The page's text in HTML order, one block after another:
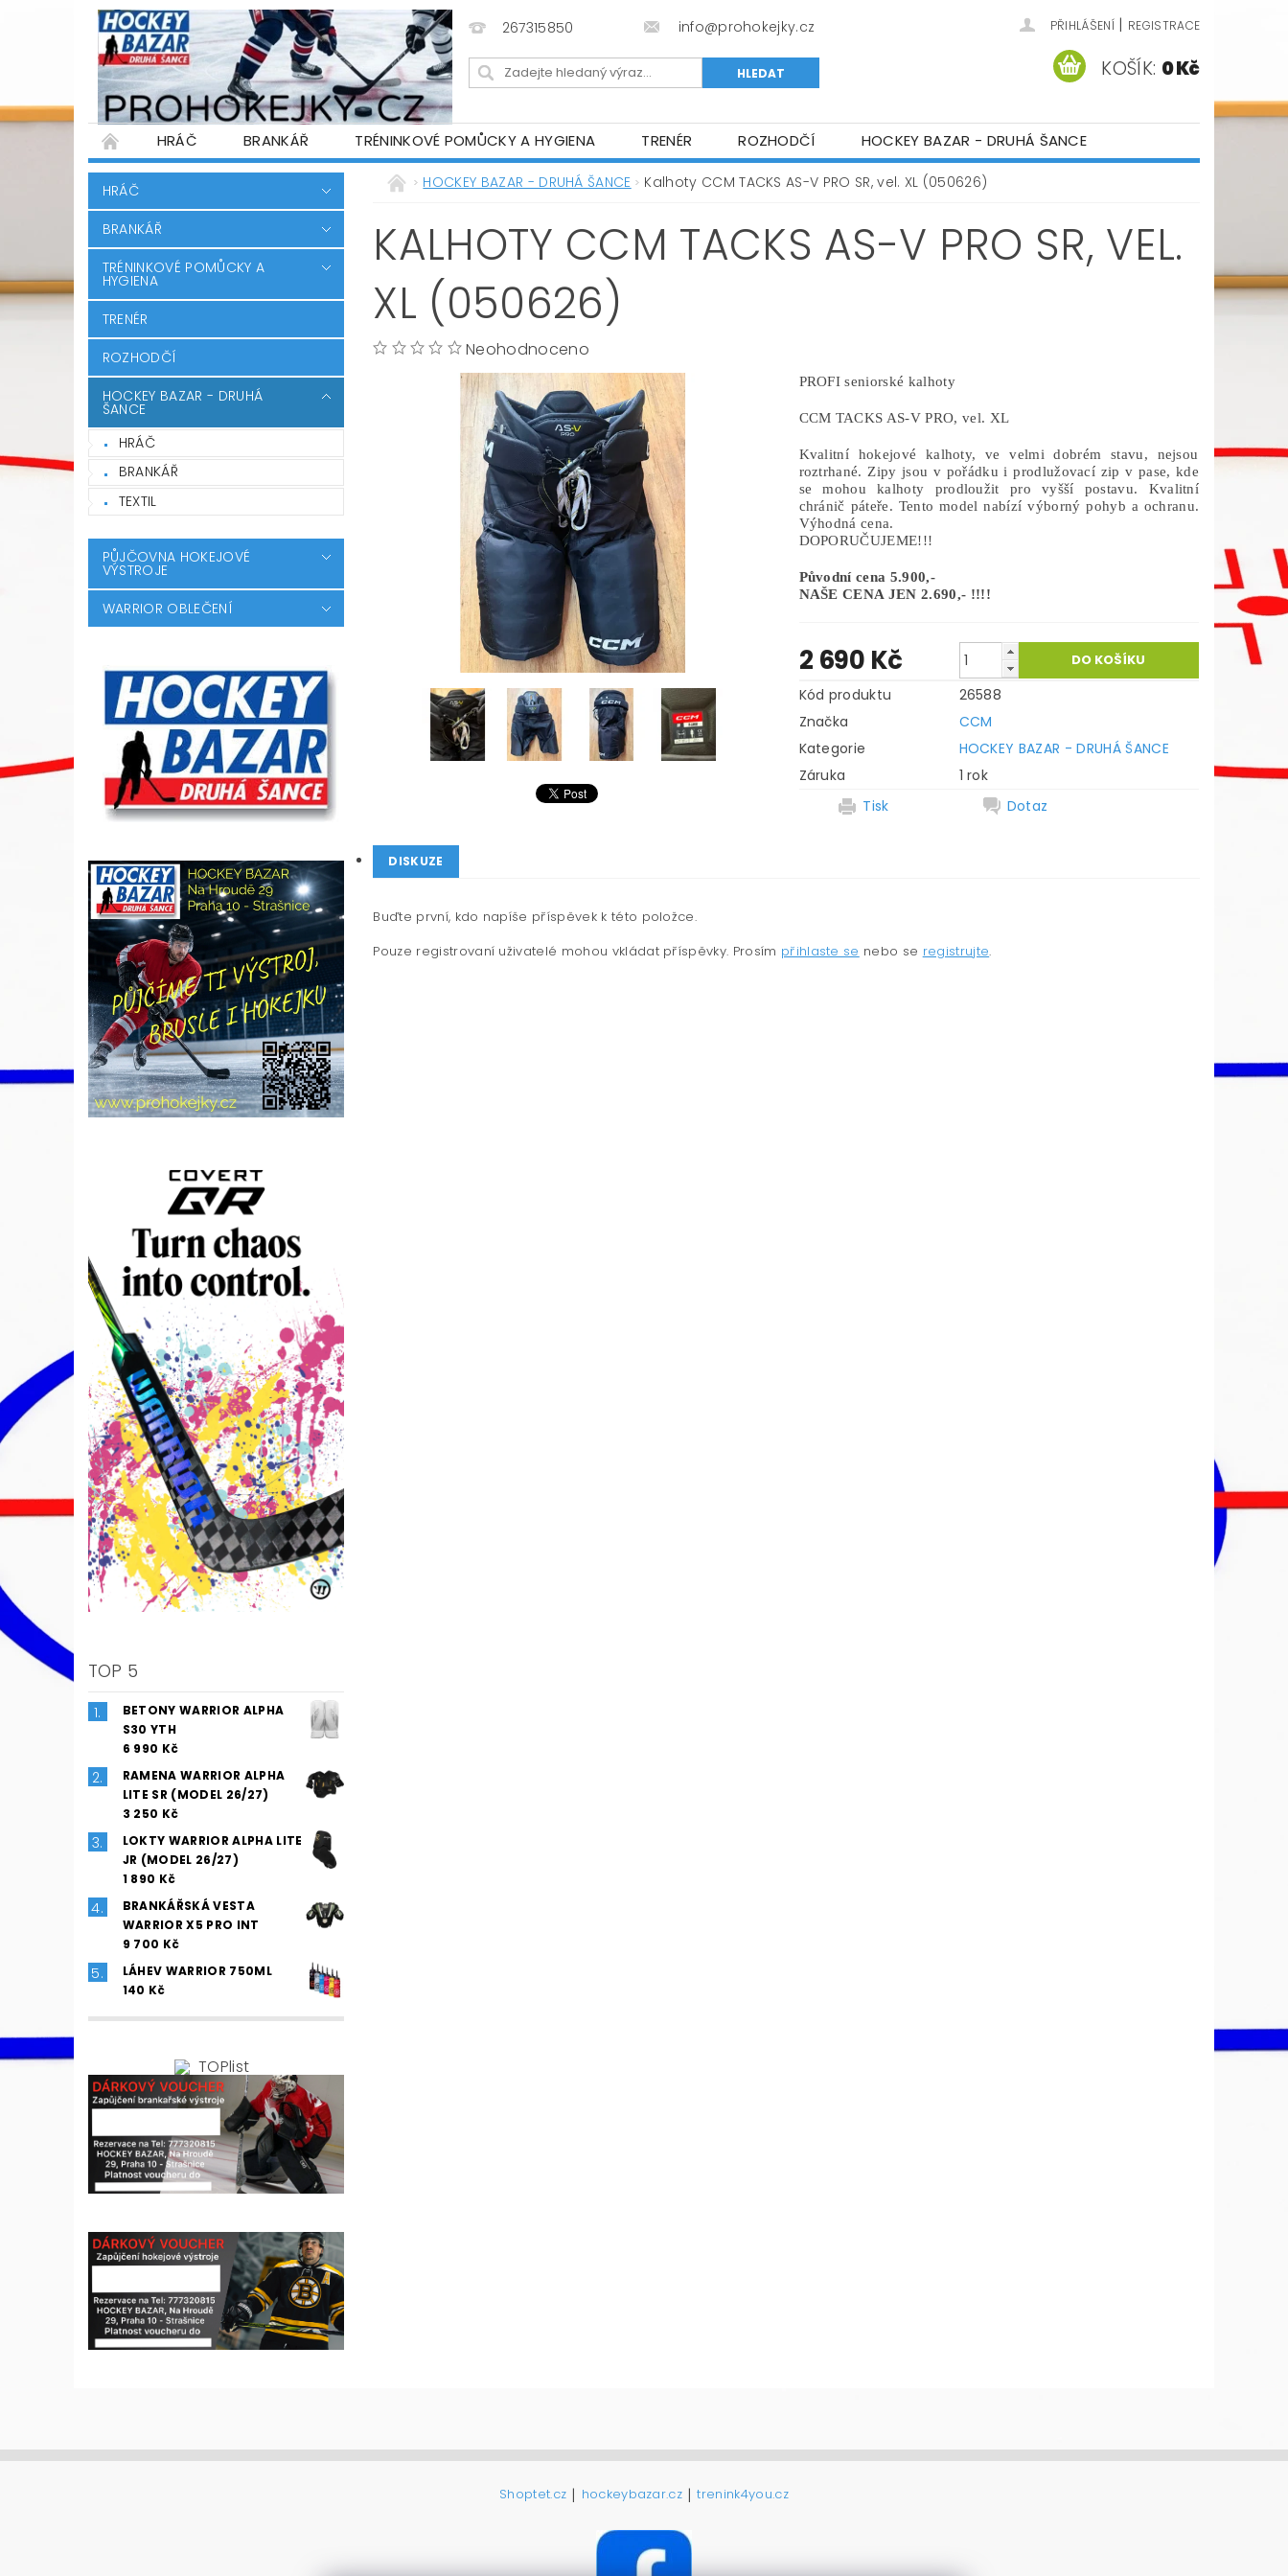
267315850 info@prohokejky.cz PŘIHLÁŠENÍ | REGISTRACE
KOŠÍK: 0 Kč
HRÁČ BRANKÁŘ TRÉNINKOVÉ POMŮCKY A HYGIENA TRENÉR ROZHODČÍ
HOCKEY BAZAR - DRUHÁ ŠANCE
PŮJČOVNA HOKEJOVÉ VÝSTROJE
WARRIOR OBLEČENÍ OBCHODNÍ PODMÍNKY NAPIŠTE NÁM
KONTAKTY
PODMÍNKY OCHRANY OSOBNÍCH ÚDAJŮ
HRÁČ
BRANKÁŘ
TRÉNINKOVÉ POMŮCKY A
HYGIENA
TRENÉR
ROZHODČÍ
HOCKEY BAZAR - DRUHÁ
ŠANCE
HRÁČ
BRANKÁŘ
TEXTIL
PŮJČOVNA HOKEJOVÉ
VÝSTROJE
WARRIOR OBLEČENÍ
TOP 5
BETONY WARRIOR ALPHA
S30 YTH
6 990 Kč
RAMENA WARRIOR ALPHA
LITE SR (MODEL 26/27)
3 250 Kč
LOKTY WARRIOR ALPHA LITE
JR (MODEL 26/27)
1 890 Kč
BRANKÁŘSKÁ VESTA
WARRIOR X5 PRO INT
9 700 Kč
LÁHEV WARRIOR 750ML
140 Kč
HOCKEY BAZAR - DRUHÁ ŠANCE Kalhoty CCM TACKS AS-V PRO SR, vel. XL (050626)
KALHOTY CCM TACKS AS-V PRO SR, VEL.
XL (050626)
Neohodnoceno
PROFI seniorské kalhoty
CCM TACKS AS-V PRO, vel. XL
Kvalitní hokejové kalhoty, ve velmi dobrém stavu, nejsou
roztrhané. Zipy jsou v pořádku i prodlužovací zip v pase, kde
se mohou kalhoty prodloužit pro vyšší postavu. Kvalitní
chránič páteře. Tento model nabízí výborný pohyb a ochranu.
Výhodná cena.
DOPORUČUJEME!!!
Původní cena 5.900,-
NAŠE CENA JEN 2.690,- !!!!
2 690 Kč
Kód produktu
26588
Značka
CCM
Kategorie
HOCKEY BAZAR - DRUHÁ ŠANCE
Záruka
1 rok
Tisk
Dotaz
DISKUZE
Buďte první, kdo napíše příspěvek k této položce.
Pouze registrovaní uživatelé mohou vkládat příspěvky. Prosím přihlaste se nebo se registrujte.
Shoptet.cz | hockeybazar.cz | trenink4you.cz